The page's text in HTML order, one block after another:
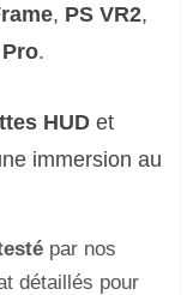
, PS VR2,
.
HUDet
immersion au
par nos
détaillés pour